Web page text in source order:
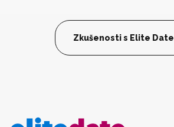
Zkušenosti s Elite Date